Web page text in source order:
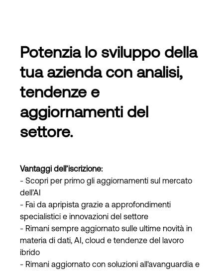
Potenzia lo sviluppo della
tua azienda con analisi,
tendenze e
aggiornamenti del
settore.
Vantaggi dell’iscrizione:
- Scopri per primo gli aggiornamenti sul mercato
dell’AI
- Fai da apripista grazie a approfondimenti
specialistici e innovazioni del settore
- Rimani sempre aggiornato sulle ultime novità in
materia di dati, AI, cloud e tendenze del lavoro
ibrido
- Rimani aggiornato con soluzioni all'avanguardia e